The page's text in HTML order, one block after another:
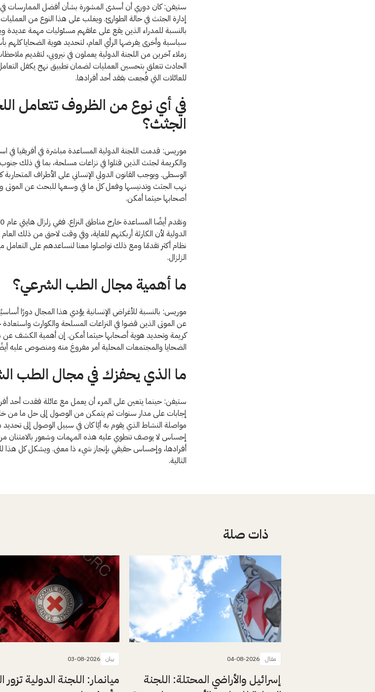
ستيفن: كان دوري أن أسدى المشورة بشأن أفضل الممارسات في
إدارة الجثث في حالة الطوارئ. ويغلب على هذا النوع من
بالنسبة للمدراء الذين يقع على عاتقهم مسئوليات مهمة
سياسية وأخرى يفرضها الرأي العام، لتحديد هوية الضحايا
زملاء آخرين من اللجنة الدولية يعملون في نيروبي، لتقديم
الحادث تتعلق بتحسين العمليات لضمان تطبيق نهج يكفل
للعائلات التي فُجعت بفقد أحد أفرادها.
في أي نوع من الظروف تتعامل
الجثث؟
موريس: قدمت اللجنة الدولية المساعدة مباشرة في أفريقيا في
والكريمة لجثث الذين قتلوا في نزاعات مسلحة، بما في ذلك جنوب
الوسطى. ويوجب القانون الدولي الإنساني على الأطراف المتحاربة
نهب الجثث وتدنيسها وفعل كل ما في وسعها للبحث عن الموتى
أصحابها حيثما أمكن.
الدولية لأن الكارثة أربكتهم للغاية، وفي وقت لاحق من ذلك
الزلزال.
ما أهمية مجال الطب الشرعي؟
موريس: بالنسبة للأغراض الإنسانية يؤدي هذا المجال دورًا
عن الموتى الذين قضوا في النزاعات المسلحة والكوارث
كريمة وتحديد هوية أصحابها حيثما أمكن. إن أهمية الكشف عن
الضحايا والمجتمعات المحلية أمر مفروغ منه ومنصوص عليه
ما الذي يحفزك في مجال الطب
ستيفن: حينما يتعين على المرء أن يعمل مع عائلة فقدت أحد
إجابات على مدار سنوات ثم يتمكن من الوصول إلى حل ما من
مواصلة النشاط الذي يقوم به أيًا كان في سبيل الوصول إلى
إحساس لا يوصف تنطوي عليه هذه المهمات وشعور بالامتنان
أفرادها، وإحساس حقيقي بإنجاز شيء ذا معنى. ويشكل كل هذا
التالية.
ذات صلة
مقال 04-08-2026
إسرائيل والأراضي المحتلة: اللجنة
بيان 03-08-2026
ميانمار: اللجنة الدولية